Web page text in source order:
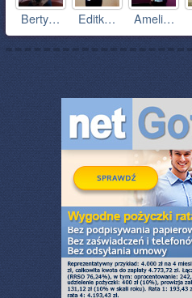
Berty… Editk… Ameli…